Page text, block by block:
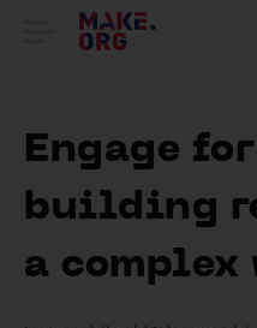
ПЕРЕЙТИ
ГОЛОВНУ
СТОРІНКУ
Engage
building
a complex